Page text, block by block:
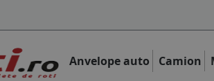
Anvelope auto Camion